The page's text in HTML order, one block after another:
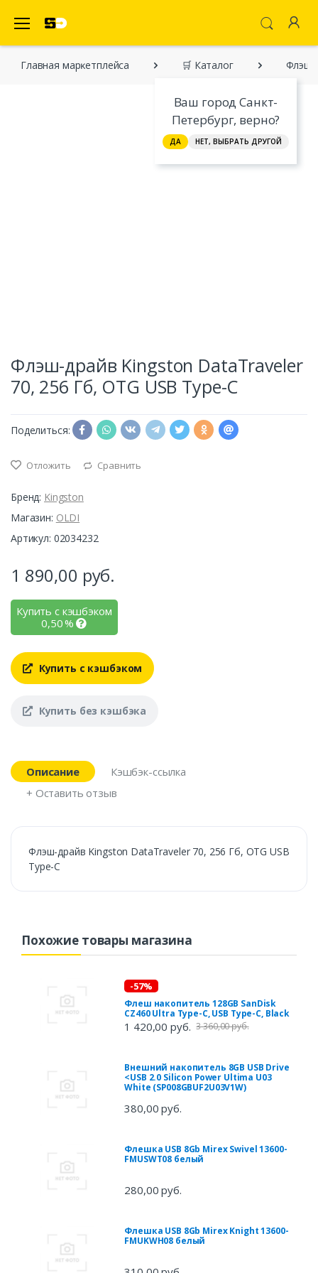
Ваш город Санкт-
Петербург, верно?
ДА НЕТ, ВЫБРАТЬ ДРУГОЙ
Главная марĸетплейса 🛒 Каталог Флэш-
Флэш-драйв Kingston DataTraveler
70, 256 Гб, OTG USB Type-C
Поделиться:
Отложить Сравнить
Бренд: Kingston
Магазин: OLDI
Артикул: 02034232
1 890,00 руб.
Купить с кэшбэком
0,50%
Купить с кэшбэком
Купить без кэшбэка
Описание
Кэшбэк-ссылка
+ Оставить отзыв
Флэш-драйв Kingston DataTraveler 70, 256 Гб, OTG USB
Type-C
Похожие товары магазина
-57%
Флеш накопитель 128GB SanDisk
CZ460 Ultra Type-C, USB Type-C, Black
1 420,00 руб. 3 360,00 руб.
Внешний накопитель 8GB USB Drive
<USB 2.0 Silicon Power Ultima U03
White (SP008GBUF2U03V1W)
380,00 руб.
Флешка USB 8Gb Mirex Swivel 13600-
FMUSWT08 белый
280,00 руб.
Флешка USB 8Gb Mirex Knight 13600-
FMUKWH08 белый